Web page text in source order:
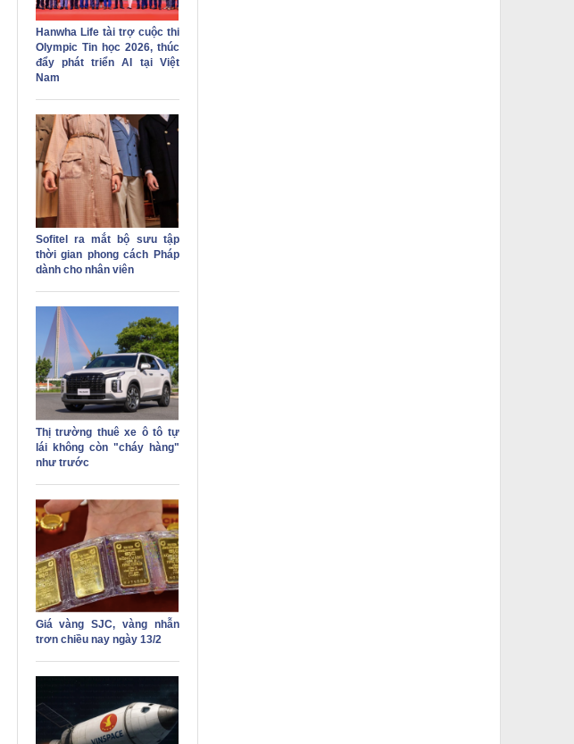
Hanwha Life tài trợ cuộc thi
Olympic Tin học 2026, thúc
đẩy phát triển AI tại Việt
Nam
Sofitel ra mắt bộ sưu tập
thời gian phong cách Pháp
dành cho nhân viên
Thị trường thuê xe ô tô tự
lái không còn "cháy hàng"
như trước
Giá vàng SJC, vàng nhẫn
trơn chiều nay ngày 13/2